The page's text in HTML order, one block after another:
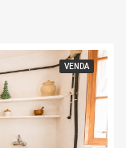
VENDA